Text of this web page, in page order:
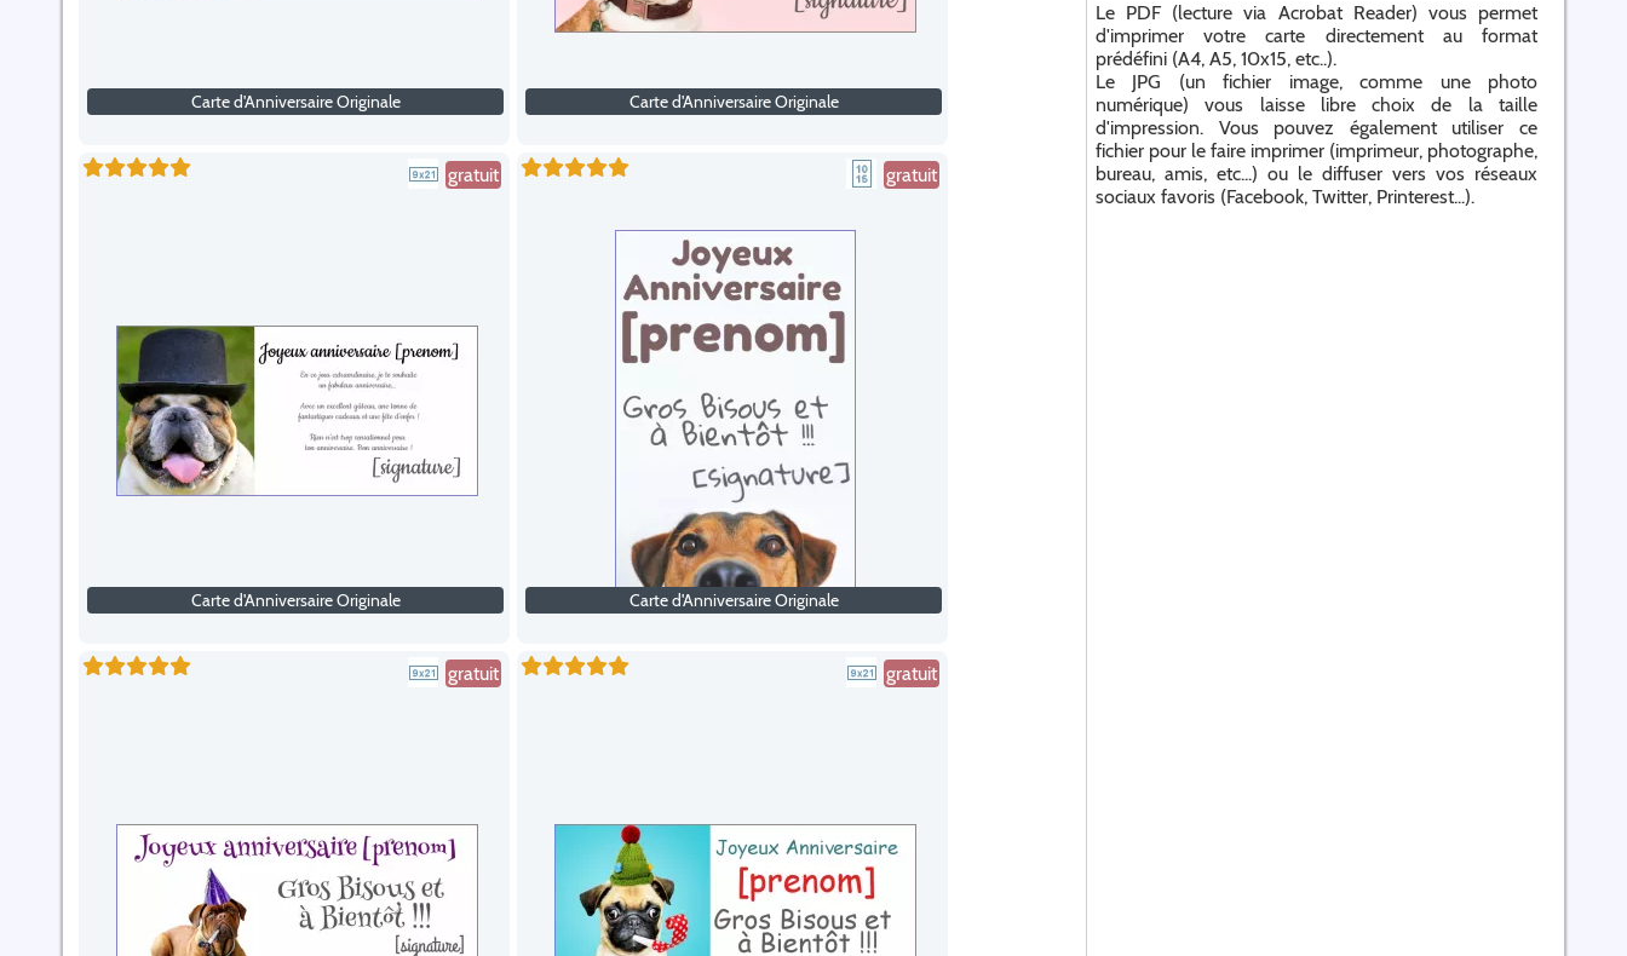
Carte d'Anniversaire Originale Carte d'Anniversaire Originale
gratuit
Carte d'Anniversaire Originale
gratuit
Carte d'Anniversaire Originale
gratuit gratuit
Le PDF (lecture via Acrobat Reader) vous permet
d'imprimer votre carte directement au format
prédéfini (A4, A5, 10x15, etc..).
Le JPG (un fichier image, comme une photo
numérique) vous laisse libre choix de la taille
d'impression. Vous pouvez également utiliser ce
fichier pour le faire imprimer (imprimeur, photographe,
bureau, amis, etc...) ou le diffuser vers vos réseaux
sociaux favoris (Facebook, Twitter, Printerest...).